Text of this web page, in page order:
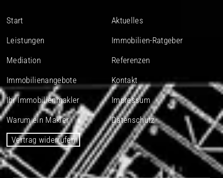
Start
Aktuelles
Leistungen
Immobilien-Ratgeber
Mediation
Referenzen
Immobilienangebote
Kontakt
Ihr Immobilienmakler
Impressum
Warum ein Makler
Datenschutz
Vertrag widerrufen